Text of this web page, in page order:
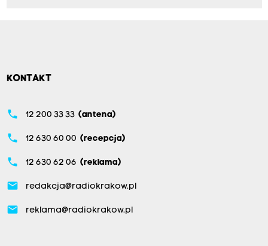
KONTAKT
phone 12 200 33 33 (antena)
phone 12 630 60 00 (recepcja)
phone 12 630 62 06 (reklama)
email redakcja@radiokrakow.pl
email reklama@radiokrakow.pl